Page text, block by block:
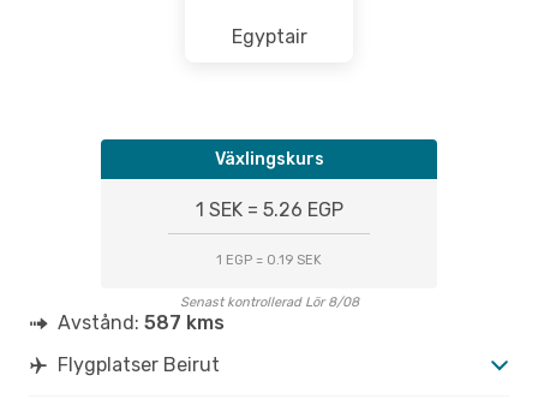
Egyptair
Växlingskurs
1 SEK = 5.26 EGP
1 EGP = 0.19 SEK
Senast kontrollerad Lör 8/08
Avstånd: 587 kms
Flygplatser Beirut